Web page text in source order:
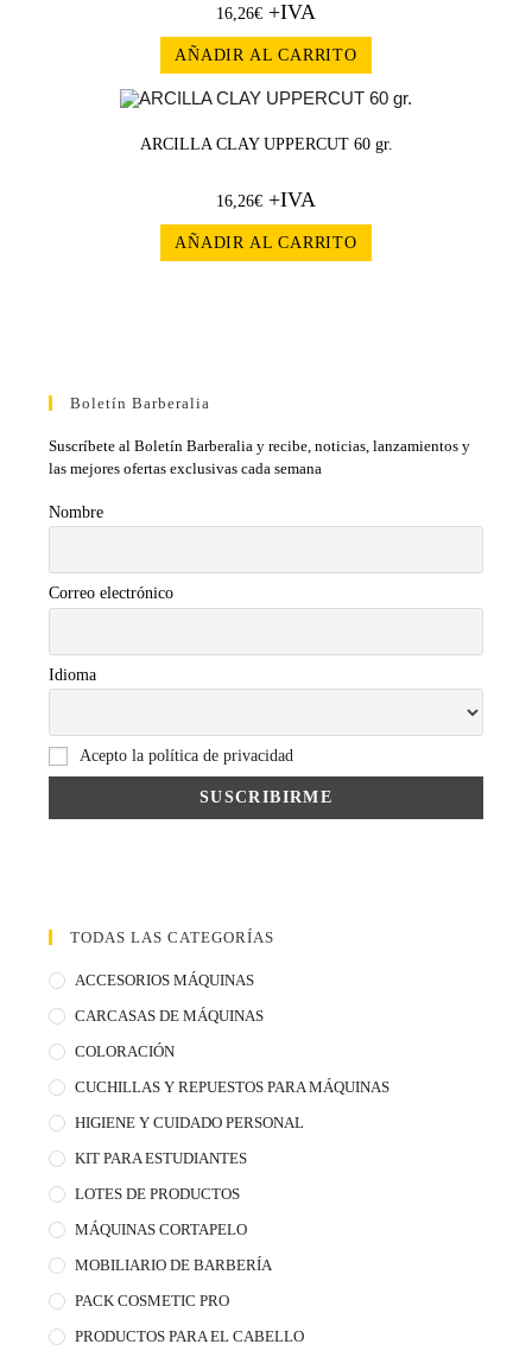
Boletín Barberalia
Suscríbete al Boletín Barberalia y recibe, noticias, lanzamientos y
las mejores ofertas exclusivas cada semana
Nombre
Correo electrónico
Idioma
Acepto la política de privacidad
TODAS LAS CATEGORÍAS
ACCESORIOS MÁQUINAS
CARCASAS DE MÁQUINAS
COLORACIÓN
CUCHILLAS Y REPUESTOS PARA MÁQUINAS
HIGIENE Y CUIDADO PERSONAL
KIT PARA ESTUDIANTES
LOTES DE PRODUCTOS
MÁQUINAS CORTAPELO
MOBILIARIO DE BARBERÍA
PACK COSMETIC PRO
PRODUCTOS PARA EL CABELLO
16,26€ +IVA
AÑADIR AL CARRITO
ARCILLA CLAY UPPERCUT 60 gr.
16,26€ +IVA
AÑADIR AL CARRITO